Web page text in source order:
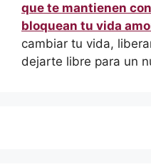
que te mantienen
bloquean tu vida
cambiar tu vida,
dejarte libre para un